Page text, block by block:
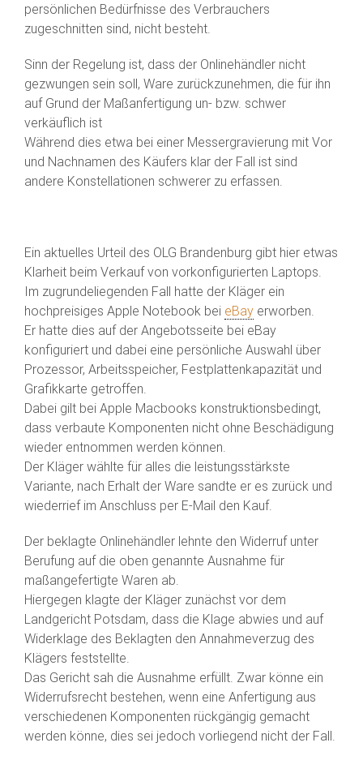
persönlichen Bedürfnisse des Verbrauchers
zugeschnitten sind, nicht besteht.
Sinn der Regelung ist, dass der Onlinehändler nicht
gezwungen sein soll, Ware zurückzunehmen, die für ihn
auf Grund der Maßanfertigung un- bzw. schwer
verkäuflich ist
Während dies etwa bei einer Messergravierung mit Vor
und Nachnamen des Käufers klar der Fall ist sind
andere Konstellationen schwerer zu erfassen.
Ein aktuelles Urteil des OLG Brandenburg gibt hier etwas
Klarheit beim Verkauf von vorkonfigurierten Laptops.
Im zugrundeliegenden Fall hatte der Kläger ein
hochpreisiges Apple Notebook bei eBay erworben.
Er hatte dies auf der Angebotsseite bei eBay
konfiguriert und dabei eine persönliche Auswahl über
Prozessor, Arbeitsspeicher, Festplattenkapazität und
Grafikkarte getroffen.
Dabei gilt bei Apple Macbooks konstruktionsbedingt,
dass verbaute Komponenten nicht ohne Beschädigung
wieder entnommen werden können.
Der Kläger wählte für alles die leistungsstärkste
Variante, nach Erhalt der Ware sandte er es zurück und
wiederrief im Anschluss per E-Mail den Kauf.
Der beklagte Onlinehändler lehnte den Widerruf unter
Berufung auf die oben genannte Ausnahme für
maßangefertigte Waren ab.
Hiergegen klagte der Kläger zunächst vor dem
Landgericht Potsdam, dass die Klage abwies und auf
Widerklage des Beklagten den Annahmeverzug des
Klägers feststellte.
Das Gericht sah die Ausnahme erfüllt. Zwar könne ein
Widerrufsrecht bestehen, wenn eine Anfertigung aus
verschiedenen Komponenten rückgängig gemacht
werden könne, dies sei jedoch vorliegend nicht der Fall.